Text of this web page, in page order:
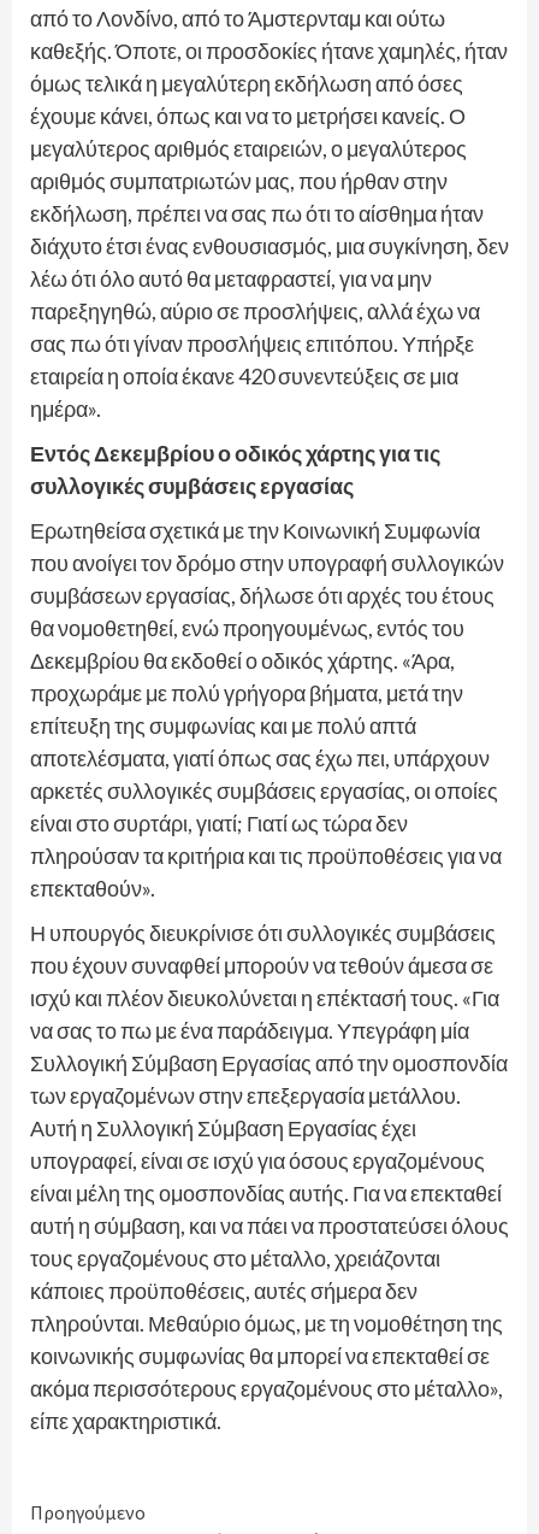
από το Λονδίνο, από το Άμστερνταμ και ούτω
καθεξής. Όποτε, οι προσδοκίες ήτανε χαμηλές, ήταν
όμως τελικά η μεγαλύτερη εκδήλωση από όσες
έχουμε κάνει, όπως και να το μετρήσει κανείς. Ο
μεγαλύτερος αριθμός εταιρειών, ο μεγαλύτερος
αριθμός συμπατριωτών μας, που ήρθαν στην
εκδήλωση, πρέπει να σας πω ότι το αίσθημα ήταν
διάχυτο έτσι ένας ενθουσιασμός, μια συγκίνηση, δεν
λέω ότι όλο αυτό θα μεταφραστεί, για να μην
παρεξηγηθώ, αύριο σε προσλήψεις, αλλά έχω να
σας πω ότι γίναν προσλήψεις επιτόπου. Υπήρξε
εταιρεία η οποία έκανε 420 συνεντεύξεις σε μια
ημέρα».
Εντός Δεκεμβρίου ο οδικός χάρτης για τις
συλλογικές συμβάσεις εργασίας
Ερωτηθείσα σχετικά με την Κοινωνική Συμφωνία
που ανοίγει τον δρόμο στην υπογραφή συλλογικών
συμβάσεων εργασίας, δήλωσε ότι αρχές του έτους
θα νομοθετηθεί, ενώ προηγουμένως, εντός του
Δεκεμβρίου θα εκδοθεί ο οδικός χάρτης. «Άρα,
προχωράμε με πολύ γρήγορα βήματα, μετά την
επίτευξη της συμφωνίας και με πολύ απτά
αποτελέσματα, γιατί όπως σας έχω πει, υπάρχουν
αρκετές συλλογικές συμβάσεις εργασίας, οι οποίες
είναι στο συρτάρι, γιατί; Γιατί ως τώρα δεν
πληρούσαν τα κριτήρια και τις προϋποθέσεις για να
επεκταθούν».
Η υπουργός διευκρίνισε ότι συλλογικές συμβάσεις
που έχουν συναφθεί μπορούν να τεθούν άμεσα σε
ισχύ και πλέον διευκολύνεται η επέκτασή τους. «Για
να σας το πω με ένα παράδειγμα. Υπεγράφη μία
Συλλογική Σύμβαση Εργασίας από την ομοσπονδία
των εργαζομένων στην επεξεργασία μετάλλου.
Αυτή η Συλλογική Σύμβαση Εργασίας έχει
υπογραφεί, είναι σε ισχύ για όσους εργαζομένους
είναι μέλη της ομοσπονδίας αυτής. Για να επεκταθεί
αυτή η σύμβαση, και να πάει να προστατεύσει όλους
τους εργαζομένους στο μέταλλο, χρειάζονται
κάποιες προϋποθέσεις, αυτές σήμερα δεν
πληρούνται. Μεθαύριο όμως, με τη νομοθέτηση της
κοινωνικής συμφωνίας θα μπορεί να επεκταθεί σε
ακόμα περισσότερους εργαζομένους στο μέταλλο»,
είπε χαρακτηριστικά.
Continue
Προηγούμενο